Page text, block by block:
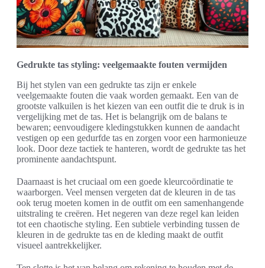
Gedrukte tas styling: veelgemaakte fouten vermijden
Bij het stylen van een gedrukte tas zijn er enkele
veelgemaakte fouten die vaak worden gemaakt. Een van de
grootste valkuilen is het kiezen van een outfit die te druk is in
vergelijking met de tas. Het is belangrijk om de balans te
bewaren; eenvoudigere kledingstukken kunnen de aandacht
vestigen op een gedurfde tas en zorgen voor een harmonieuze
look. Door deze tactiek te hanteren, wordt de gedrukte tas het
prominente aandachtspunt.
Daarnaast is het cruciaal om een goede kleurcoördinatie te
waarborgen. Veel mensen vergeten dat de kleuren in de tas
ook terug moeten komen in de outfit om een samenhangende
uitstraling te creëren. Het negeren van deze regel kan leiden
tot een chaotische styling. Een subtiele verbinding tussen de
kleuren in de gedrukte tas en de kleding maakt de outfit
visueel aantrekkelijker.